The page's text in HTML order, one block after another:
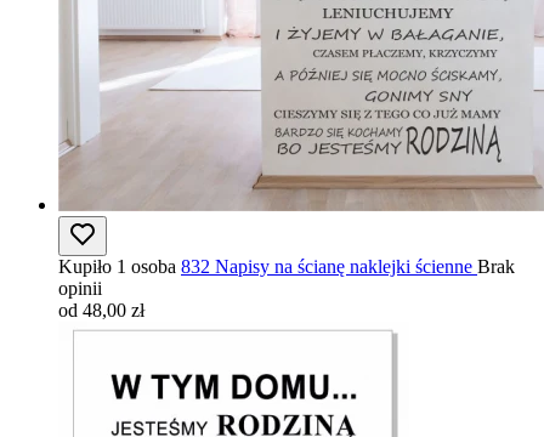
Kupiło 1 osoba 832 Napisy na ścianę naklejki ścienne Brak
opinii
od 48,00 zł